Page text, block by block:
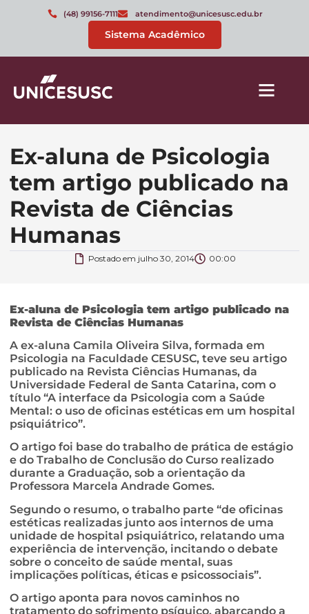
(48) 99156-7111 atendimento@unicesusc.edu.br
Sistema Acadêmico
Ex-aluna de Psicologia
tem artigo publicado na
Revista de Ciências
Humanas
Postado em julho 30, 2014 00:00
Ex-aluna de Psicologia tem artigo publicado na
Revista de Ciências Humanas
A ex-aluna Camila Oliveira Silva, formada em
Psicologia na Faculdade CESUSC, teve seu artigo
publicado na Revista Ciências Humanas, da
Universidade Federal de Santa Catarina, com o
título “A interface da Psicologia com a Saúde
Mental: o uso de oficinas estéticas em um hospital
psiquiátrico”.
O artigo foi base do trabalho de prática de estágio
e do Trabalho de Conclusão do Curso realizado
durante a Graduação, sob a orientação da
Professora Marcela Andrade Gomes.
Segundo o resumo, o trabalho parte “de oficinas
estéticas realizadas junto aos internos de uma
unidade de hospital psiquiátrico, relatando uma
experiência de intervenção, incitando o debate
sobre o conceito de saúde mental, suas
implicações políticas, éticas e psicossociais”.
O artigo aponta para novos caminhos no
tratamento do sofrimento psíquico, abarcando a